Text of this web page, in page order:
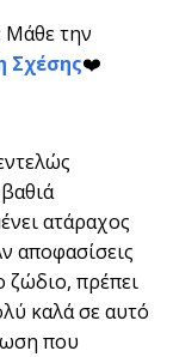
Μάθε την
Σχέσης❤️
ατάραχος
αποφασίσεις
ζώδιο, πρέπει
καλά σε αυτό
που